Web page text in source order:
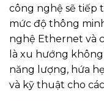
công nghệ sẽ tiếp
mức độ thông
nghệ Ethernet và
là xu hướng
năng lượng, hứa
và kỹ thuật cho